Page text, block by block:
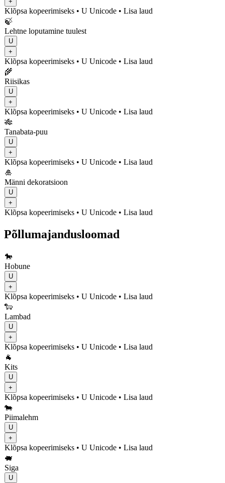
Klõpsa kopeerimiseks • U Unicode • Lisa laud
🍃
Lehtne loputamine tuulest
U
+
Klõpsa kopeerimiseks • U Unicode • Lisa laud
🌾
Riisikas
U
+
Klõpsa kopeerimiseks • U Unicode • Lisa laud
🎋
Tanabata-puu
U
+
Klõpsa kopeerimiseks • U Unicode • Lisa laud
🎍
Männi dekoratsioon
U
+
Klõpsa kopeerimiseks • U Unicode • Lisa laud
Põllumajandusloomad
🐎
Hobune
U
+
Klõpsa kopeerimiseks • U Unicode • Lisa laud
🐑
Lambad
U
+
Klõpsa kopeerimiseks • U Unicode • Lisa laud
🐐
Kits
U
+
Klõpsa kopeerimiseks • U Unicode • Lisa laud
🐄
Piimalehm
U
+
Klõpsa kopeerimiseks • U Unicode • Lisa laud
🐖
Siga
U